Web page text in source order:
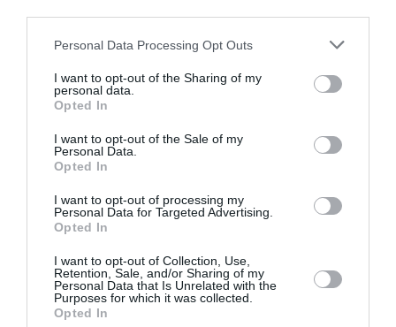
Personal Data Processing Opt Outs
I want to opt-out of the Sharing of my
personal data.
Opted In
I want to opt-out of the Sale of my
Personal Data.
Opted In
I want to opt-out of processing my
Personal Data for Targeted Advertising.
Opted In
I want to opt-out of Collection, Use,
Retention, Sale, and/or Sharing of my
Personal Data that Is Unrelated with the
Purposes for which it was collected.
Opted In
στο boxoffice@nationalopera.gr. Στο πλαίσιο του
κύκλου δράσεων προσβασιμότητας Όλοι μαζί στην
όπερα, ο οποίος υλοποιείται με τη στήριξη της Alpha
Bank, στο πλαίσιο της πρωτοβουλίας εταιρικής
υπευθυνότητας «Πολιτισμός για όλους».
Συντελεστές
Μουσική διεύθυνση:
Σκηνοθεσία, σκηνικά, κοστούμια, φωτισμοί:
Νίκος Σ. Πετρόπουλος
Αναβίωση σκηνοθεσίας:Ίων Κεσούλης
Χορογραφία: